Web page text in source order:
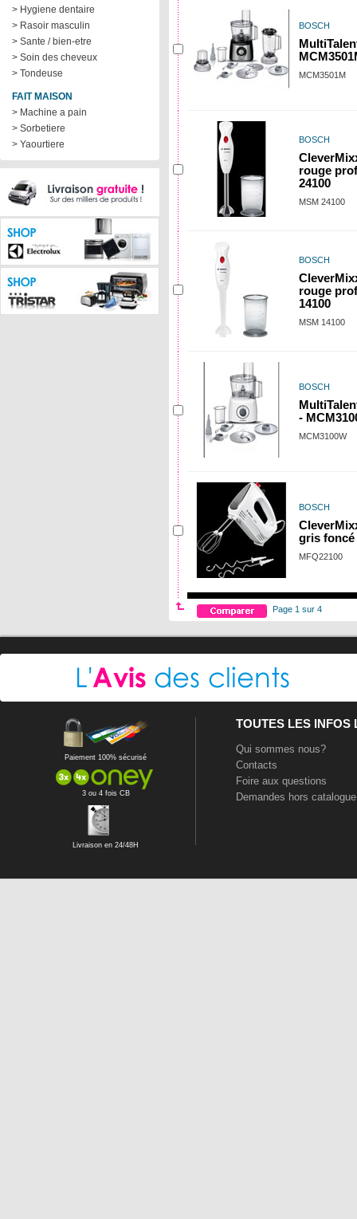
> Hygiene dentaire
> Rasoir masculin
> Sante / bien-etre
> Soin des cheveux
> Tondeuse
FAIT MAISON
> Machine a pain
> Sorbetiere
> Yaourtiere
BOSCH
MCM3501M
BOSCH
rouge
24100
MSM 24100
BOSCH
rouge
14100
MSM 14100
BOSCH
-
MCM3100W
BOSCH
gris foncé
MFQ22100
Page 1 sur 4
Paiement 100% sécurisé
3 ou 4 fois CB
Livraison en 24/48H
TOUTES LES INFOS
Qui sommes nous?
Contacts
Foire aux questions
Demandes hors catalogue